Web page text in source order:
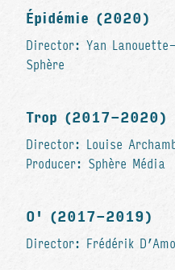
Épidémie (2020)
Director: Yan
Sphère
Trop (2017-2020)
Director: Louise
Producer: Sphère Média
O' (2017-2019)
Director: Frédérik